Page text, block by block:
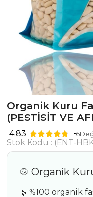
Organik Kuru
(PESTİSİT VE
4.83 6
Stok Kodu (ENT-
🍲 Organik
🌿 %100 organik